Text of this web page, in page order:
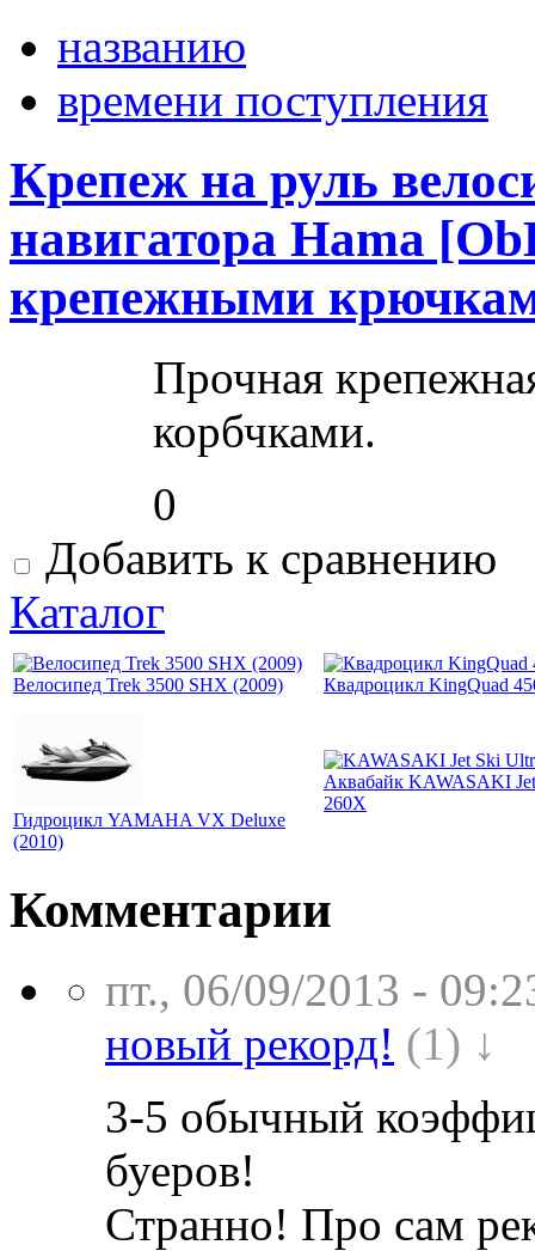
названию
времени поступления
Крепеж на руль
навигатора Hama
крепежными
Прочная
корбчками.
0
Добавить к сравнению
Каталог
Велосипед Trek 3500 SHX (2009) Квадроцикл KingQuad
Гидроцикл YAMAHA VX Deluxe
(2010)
Аквабайк KAWASAKI
260X
Комментарии
пт., 06/09/2013 -
новый рекорд! (1) ↓
3-5 обычный
буеров!
Странно! Про сам